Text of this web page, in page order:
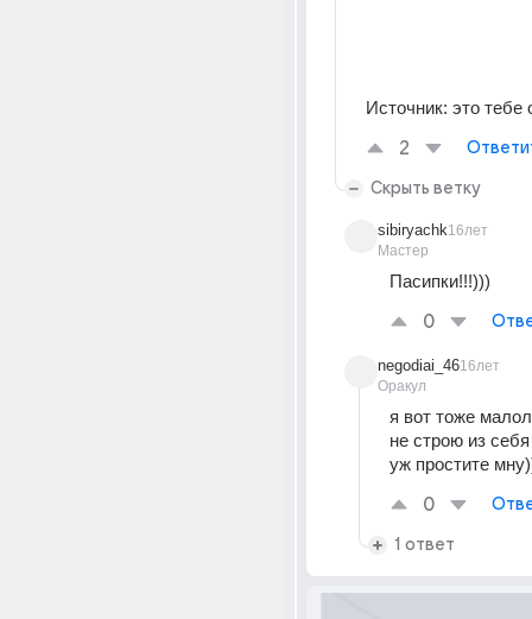
Источник: это тебе
2
Скрыть ветку
sibiryachk
Мастер
16лет
Пасипки!!!)))
0
negodiai_46
Оракул
16лет
я вот тоже
не строю из
уж простите
0
1 ответ